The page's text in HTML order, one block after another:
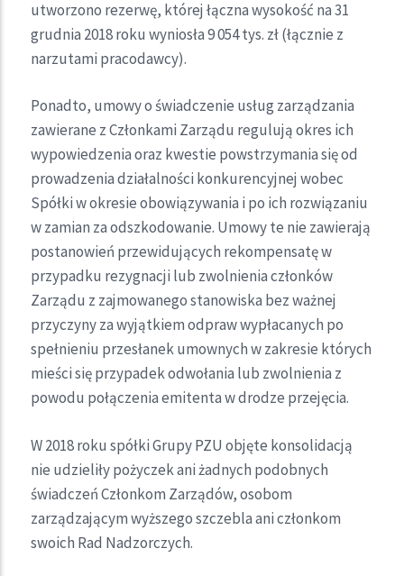
utworzono rezerwę, której łączna wysokość na 31
grudnia 2018 roku wyniosła 9 054 tys. zł (łącznie z
narzutami pracodawcy).
Ponadto, umowy o świadczenie usług zarządzania
zawierane z Członkami Zarządu regulują okres ich
wypowiedzenia oraz kwestie powstrzymania się od
prowadzenia działalności konkurencyjnej wobec
Spółki w okresie obowiązywania i po ich rozwiązaniu
w zamian za odszkodowanie. Umowy te nie zawierają
postanowień przewidujących rekompensatę w
przypadku rezygnacji lub zwolnienia członków
Zarządu z zajmowanego stanowiska bez ważnej
przyczyny za wyjątkiem odpraw wypłacanych po
spełnieniu przesłanek umownych w zakresie których
mieści się przypadek odwołania lub zwolnienia z
powodu połączenia emitenta w drodze przejęcia.
W 2018 roku spółki Grupy PZU objęte konsolidacją
nie udzieliły pożyczek ani żadnych podobnych
świadczeń Członkom Zarządów, osobom
zarządzającym wyższego szczebla ani członkom
swoich Rad Nadzorczych.